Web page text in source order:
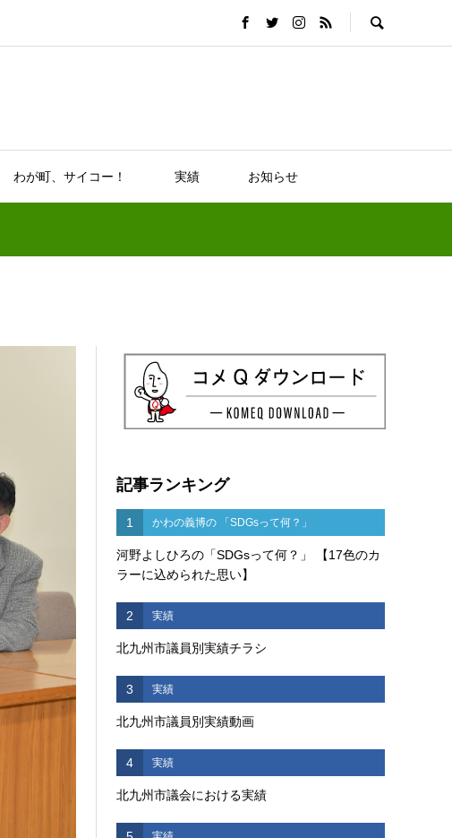
わが町、サイコー！ 実績 お知らせ
記事ランキング
1 かわの義博の 「SDGsって何？」
河野よしひろの「SDGsって何？」 【17色のカ
ラーに込められた思い】
2 実績
北九州市議員別実績チラシ
3 実績
北九州市議員別実績動画
4 実績
北九州市議会における実績